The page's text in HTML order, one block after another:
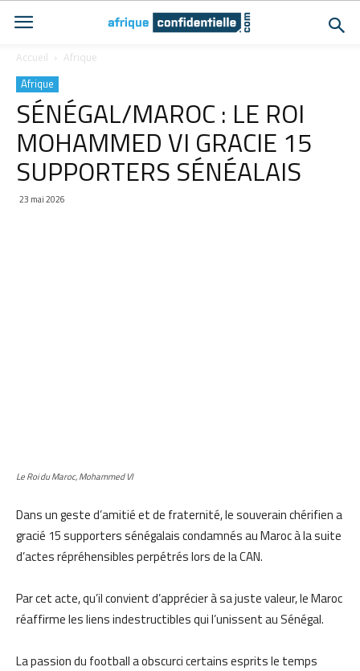
Accueil Afrique
Afrique
SÉNÉGAL/MAROC : LE ROI
MOHAMMED VI GRACIE 15
SUPPORTERS SÉNÉALAIS
23 mai 2026
Le Roi du Maroc, Mohammed VI
Dans un geste d’amitié et de fraternité, le souverain chérifien a
gracié 15 supporters sénégalais condamnés au Maroc à la suite
d’actes répréhensibles perpétrés lors de la CAN.
Par cet acte, qu’il convient d’apprécier à sa juste valeur, le Maroc
réaffirme les liens indestructibles qui l’unissent au Sénégal.
La passion du football a obscurci certains esprits le temps